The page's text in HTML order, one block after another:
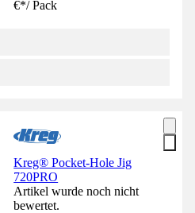
€*/ Pack
Kreg® Pocket-Hole Jig
720PRO
Artikel wurde noch nicht
bewertet.